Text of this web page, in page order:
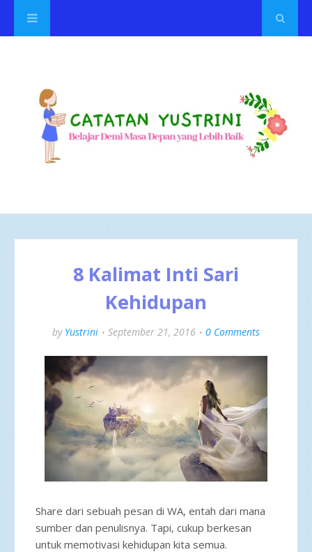
8 Kalimat Inti Sari
Kehidupan
by Yustrini September 21, 2016 0 Comments
Share dari sebuah pesan di WA, entah dari mana
sumber dan penulisnya. Tapi, cukup berkesan
untuk memotivasi kehidupan kita semua.